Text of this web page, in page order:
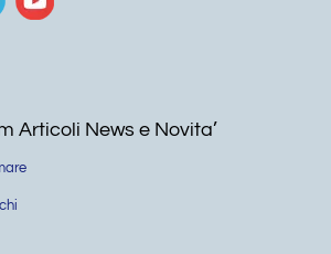
Articoli News e Novita’